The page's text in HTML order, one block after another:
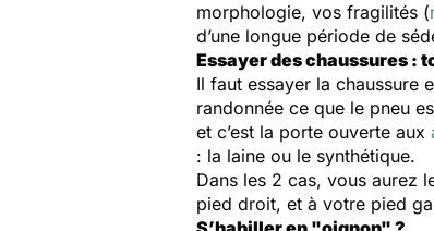
morphologie, vos fragilités (
d’une longue période de
Essayer des chaussures :
Il faut essayer la chaussure
randonnée ce que le pneu
et c’est la porte ouverte aux
: la laine ou le synthétique.
​Dans les 2 cas, vous aurez
pied droit, et à votre pied